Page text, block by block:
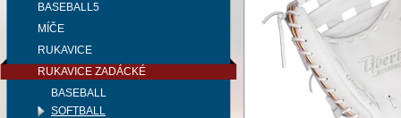
BASEBALL5
MÍČE
RUKAVICE
RUKAVICE ZADÁCKÉ
BASEBALL
SOFTBALL